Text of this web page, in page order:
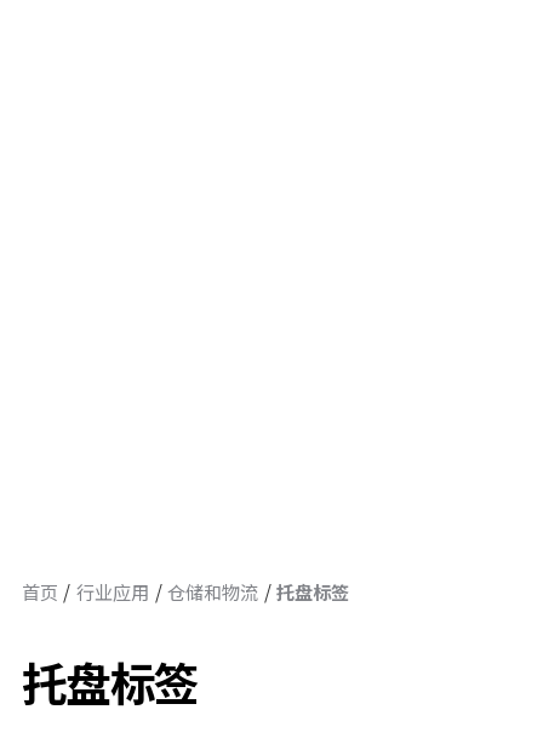
首页 行业应用 仓储和物流 托盘标签
托盘标签